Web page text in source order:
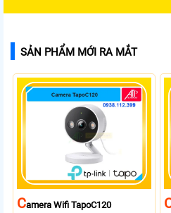
SẢN PHẨM MỚI RA MẮT
CAmera Wifi TapoC120